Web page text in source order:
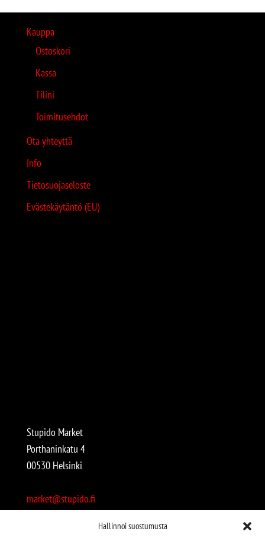
Hallinnoi suostumusta
Kauppa
Ostoskori
Kassa
Tilini
Toimitusehdot
Ota yhteyttä
Info
Tietosuojaseloste
Evästekäytäntö (EU)
Stupido Market
Porthaninkatu 4
00530 Helsinki
market@stupido.fi